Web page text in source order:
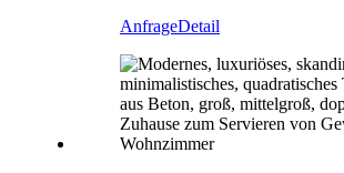
AnfrageDetail